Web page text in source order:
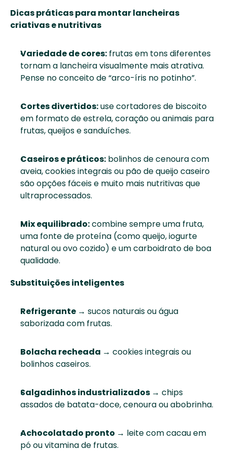
Dicas práticas para montar lancheiras
criativas e nutritivas
Variedade de cores: frutas em tons diferentes
tornam a lancheira visualmente mais atrativa.
Pense no conceito de “arco-íris no potinho”.
Cortes divertidos: use cortadores de biscoito
em formato de estrela, coração ou animais para
frutas, queijos e sanduíches.
Caseiros e práticos: bolinhos de cenoura com
aveia, cookies integrais ou pão de queijo caseiro
são opções fáceis e muito mais nutritivas que
ultraprocessados.
Mix equilibrado: combine sempre uma fruta,
uma fonte de proteína (como queijo, iogurte
natural ou ovo cozido) e um carboidrato de boa
qualidade.
Substituições inteligentes
Refrigerante → sucos naturais ou água
saborizada com frutas.
Bolacha recheada → cookies integrais ou
bolinhos caseiros.
Salgadinhos industrializados → chips
assados de batata-doce, cenoura ou abobrinha.
Achocolatado pronto → leite com cacau em
pó ou vitamina de frutas.